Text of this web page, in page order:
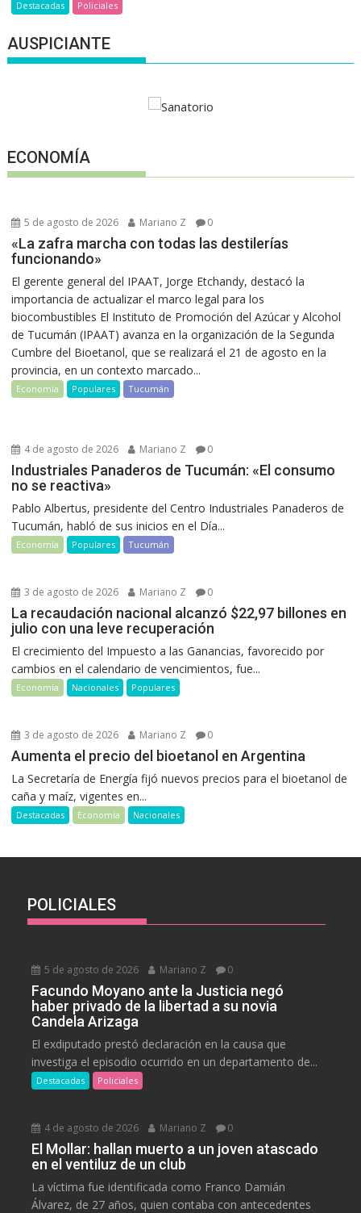
Destacadas Policiales
AUSPICIANTE
ECONOMÍA
5 de agosto de 2026 Mariano Z 0
«La zafra marcha con todas las destilerías
funcionando»
El gerente general del IPAAT, Jorge Etchandy, destacó la
importancia de actualizar el marco legal para los
biocombustibles El Instituto de Promoción del Azúcar y Alcohol
de Tucumán (IPAAT) avanza en la organización de la Segunda
Cumbre del Bioetanol, que se realizará el 21 de agosto en la
provincia, en un contexto marcado...
Economía Populares Tucumán
4 de agosto de 2026 Mariano Z 0
Industriales Panaderos de Tucumán: «El consumo
no se reactiva»
Pablo Albertus, presidente del Centro Industriales Panaderos de
Tucumán, habló de sus inicios en el Día...
Economía Populares Tucumán
3 de agosto de 2026 Mariano Z 0
La recaudación nacional alcanzó $22,97 billones en
julio con una leve recuperación
El crecimiento del Impuesto a las Ganancias, favorecido por
cambios en el calendario de vencimientos, fue...
Economía Nacionales Populares
3 de agosto de 2026 Mariano Z 0
Aumenta el precio del bioetanol en Argentina
La Secretaría de Energía fijó nuevos precios para el bioetanol de
caña y maíz, vigentes en...
Destacadas Economía Nacionales
POLICIALES
5 de agosto de 2026 Mariano Z 0
Facundo Moyano ante la Justicia negó
haber privado de la libertad a su novia
Candela Arizaga
El exdiputado prestó declaración en la causa que
investiga el episodio ocurrido en un departamento de...
Destacadas Policiales
4 de agosto de 2026 Mariano Z 0
El Mollar: hallan muerto a un joven atascado
en el ventiluz de un club
La víctima fue identificada como Franco Damián
Álvarez, de 27 años, quien contaba con antecedentes